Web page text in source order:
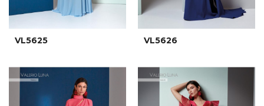
VL5625 VL5626